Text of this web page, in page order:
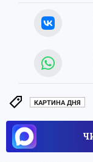
КАРТИНА ДНЯ